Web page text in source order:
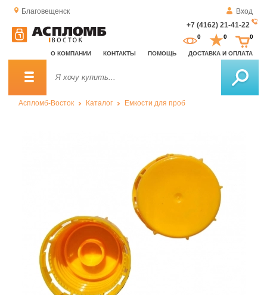
Благовещенск
Вход
+7 (4162) 21-41-22
О КОМПАНИИ КОНТАКТЫ ПОМОЩЬ ДОСТАВКА И ОПЛАТА
0 0 0
Аспломб-Восток Каталог Емкости для проб